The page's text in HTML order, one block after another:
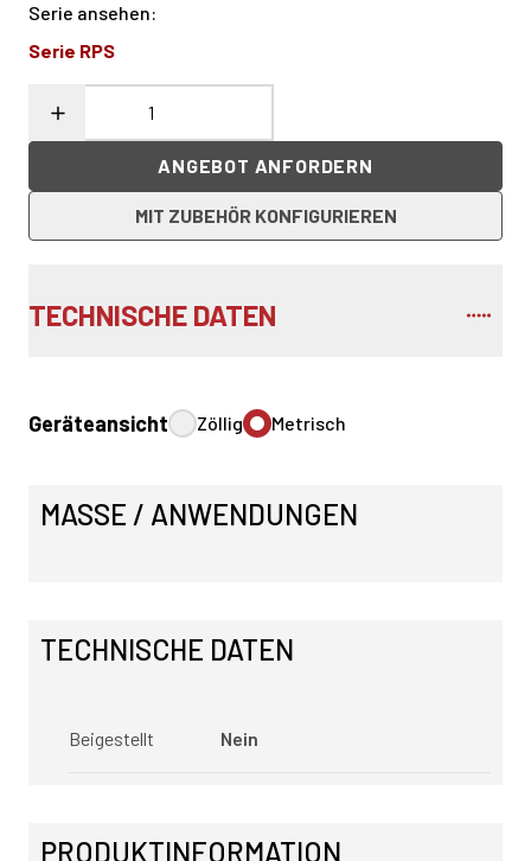
Serie ansehen:
Serie RPS
ANGEBOT ANFORDERN
MIT ZUBEHÖR KONFIGURIEREN
TECHNISCHE DATEN
Geräteansicht Zöllig Metrisch
MASSE / ANWENDUNGEN
TECHNISCHE DATEN
Beigestellt Nein
PRODUKTINFORMATION